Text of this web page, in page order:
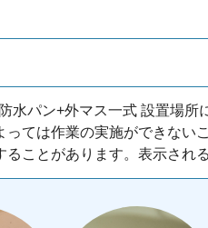
水パン+外マス一式 設置場所
っては作業の実施ができない
ることがあります。表示され